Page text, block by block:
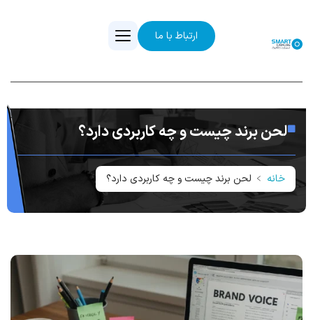
ارتباط با ما
لحن برند چیست و چه کاربردی دارد؟
خانه ﹥ لحن برند چیست و چه کاربردی دارد؟